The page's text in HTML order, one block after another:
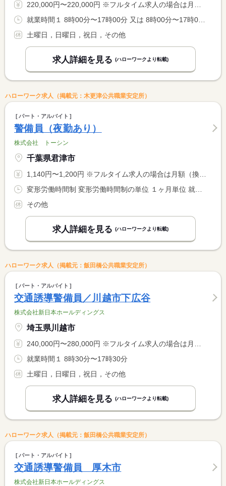
220,000円〜220,000円 ※フルタイム求人の場合は月額（換算額）、パート求人の場合は時間額を表示しています。
土曜日，日曜日，祝日，その他
求人詳細を見る (ハローワークより転載)
ハローワーク求人（掲載元：木更津公共職業安定所）
パート・アルバイト
警備員（夜勤あり）
株式会社 トーシン
千葉県君津市
1,140円〜1,200円 ※フルタイム求人の場合は月額（換算額）、パート求人の場合は時間額を表示しています。
その他
求人詳細を見る (ハローワークより転載)
ハローワーク求人（掲載元：飯田橋公共職業安定所）
パート・アルバイト
交通誘導警備員／川越市下広谷
株式会社新日本ホールディングス
埼玉県川越市
240,000円〜280,000円 ※フルタイム求人の場合は月額（換算額）、パート求人の場合は時間額を表示しています。
就業時間１ 8時30分〜17時30分
土曜日，日曜日，祝日，その他
求人詳細を見る (ハローワークより転載)
ハローワーク求人（掲載元：飯田橋公共職業安定所）
パート・アルバイト
交通誘導警備員 厚木市
株式会社新日本ホールディングス